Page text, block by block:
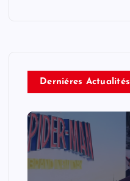
Derniéres Actualités